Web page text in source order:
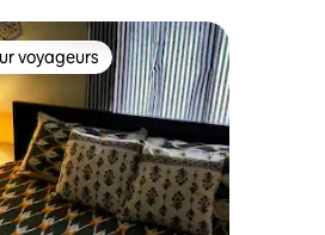
voyageurs
voyageurs